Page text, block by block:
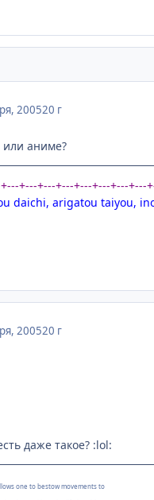
200520 г
аниме?
+---+---+---+---+---+---+---
daichi, arigatou taiyou,
200520 г
даже такое? :lol:
one to bestow movements to